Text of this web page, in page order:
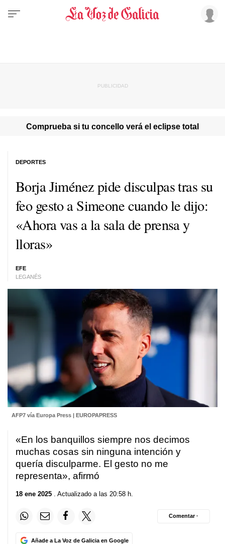
Comprueba si tu concello verá el eclipse total
Borja Jiménez pide disculpas tras su
feo gesto a Simeone cuando le dijo:
«Ahora vas a la sala de prensa y
lloras»
EFE
LEGANÉS
DEPORTES
AFP7 vía Europa Press | EUROPAPRESS
«En los banquillos siempre nos decimos
muchas cosas sin ninguna intención y
quería disculparme. El gesto no me
representa», afirmó
18 ene 2025 . Actualizado a las 20:58 h.
Añade a La Voz de Galicia en Google
Comentar ·